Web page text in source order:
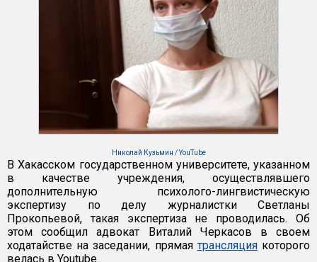
Николай Кузьмин / YouTube
В Хакасском государственном университете, указанном
в качестве учреждения, осуществлявшего
дополнительную психолого-лингвистическую
экспертизу по делу журналистки Светланы
Прокопьевой, такая экспертиза не проводилась. Об
этом сообщил адвокат Виталий Черкасов в своем
ходатайстве на заседании, прямая трансляциякоторого
велась в Youtube.